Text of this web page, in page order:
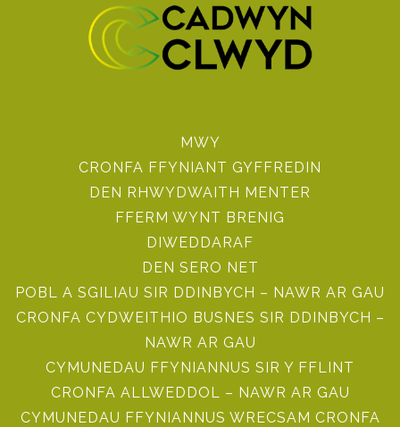
MWY
CRONFA FFYNIANT GYFFREDIN
DEN RHWYDWAITH MENTER
FFERM WYNT BRENIG
DIWEDDARAF
DEN SERO NET
POBL A SGILIAU SIR DDINBYCH – NAWR AR GAU
CRONFA CYDWEITHIO BUSNES SIR DDINBYCH –
NAWR AR GAU
CYMUNEDAU FFYNIANNUS SIR Y FFLINT
CRONFA ALLWEDDOL – NAWR AR GAU
CYMUNEDAU FFYNIANNUS WRECSAM CRONFA